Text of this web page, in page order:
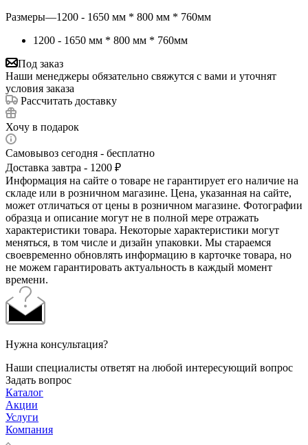
Размеры—1200 - 1650 мм * 800 мм * 760мм
1200 - 1650 мм * 800 мм * 760мм
Под заказ
Наши менеджеры обязательно свяжутся с вами и уточнят
условия заказа
Рассчитать доставку
Хочу в подарок
Самовывоз сегодня - бесплатно
Доставка завтра - 1200 ₽
Информация на сайте о товаре не гарантирует его наличие на
складе или в розничном магазине. Цена, указанная на сайте,
может отличаться от цены в розничном магазине. Фотографии
образца и описание могут не в полной мере отражать
характеристики товара. Некоторые характеристики могут
меняться, в том числе и дизайн упаковки. Мы стараемся
своевременно обновлять информацию в карточке товара, но
не можем гарантировать актуальность в каждый момент
времени.
Нужна консультация?
Наши специалисты ответят на любой интересующий вопрос
Задать вопрос
Каталог
Акции
Услуги
Компания